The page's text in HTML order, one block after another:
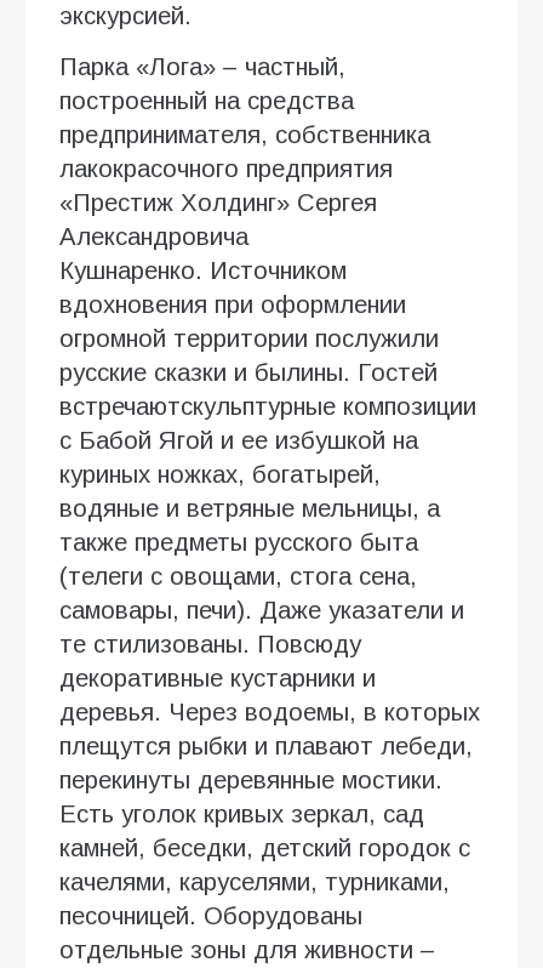
экскурсией.
Парка «Лога» – частный,
построенный на средства
предпринимателя, собственника
лакокрасочного предприятия
«Престиж Холдинг» Сергея
Александровича
Кушнаренко. Источником
вдохновения при оформлении
огромной территории послужили
русские сказки и былины. Гостей
встречаютскульптурные композиции
с Бабой Ягой и ее избушкой на
куриных ножках, богатырей,
водяные и ветряные мельницы, а
также предметы русского быта
(телеги с овощами, стога сена,
самовары, печи). Даже указатели и
те стилизованы. Повсюду
декоративные кустарники и
деревья. Через водоемы, в которых
плещутся рыбки и плавают лебеди,
перекинуты деревянные мостики.
Есть уголок кривых зеркал, сад
камней, беседки, детский городок с
качелями, каруселями, турниками,
песочницей. Оборудованы
отдельные зоны для живности –